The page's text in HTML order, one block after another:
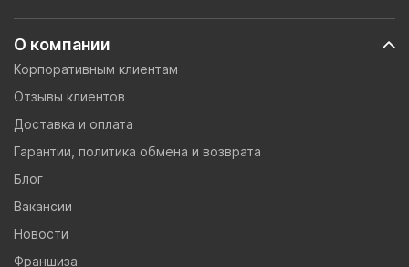
О компании
Корпоративным клиентам
Отзывы клиентов
Доставка и оплата
Гарантии, политика обмена и возврата
Блог
Вакансии
Новости
Франшиза